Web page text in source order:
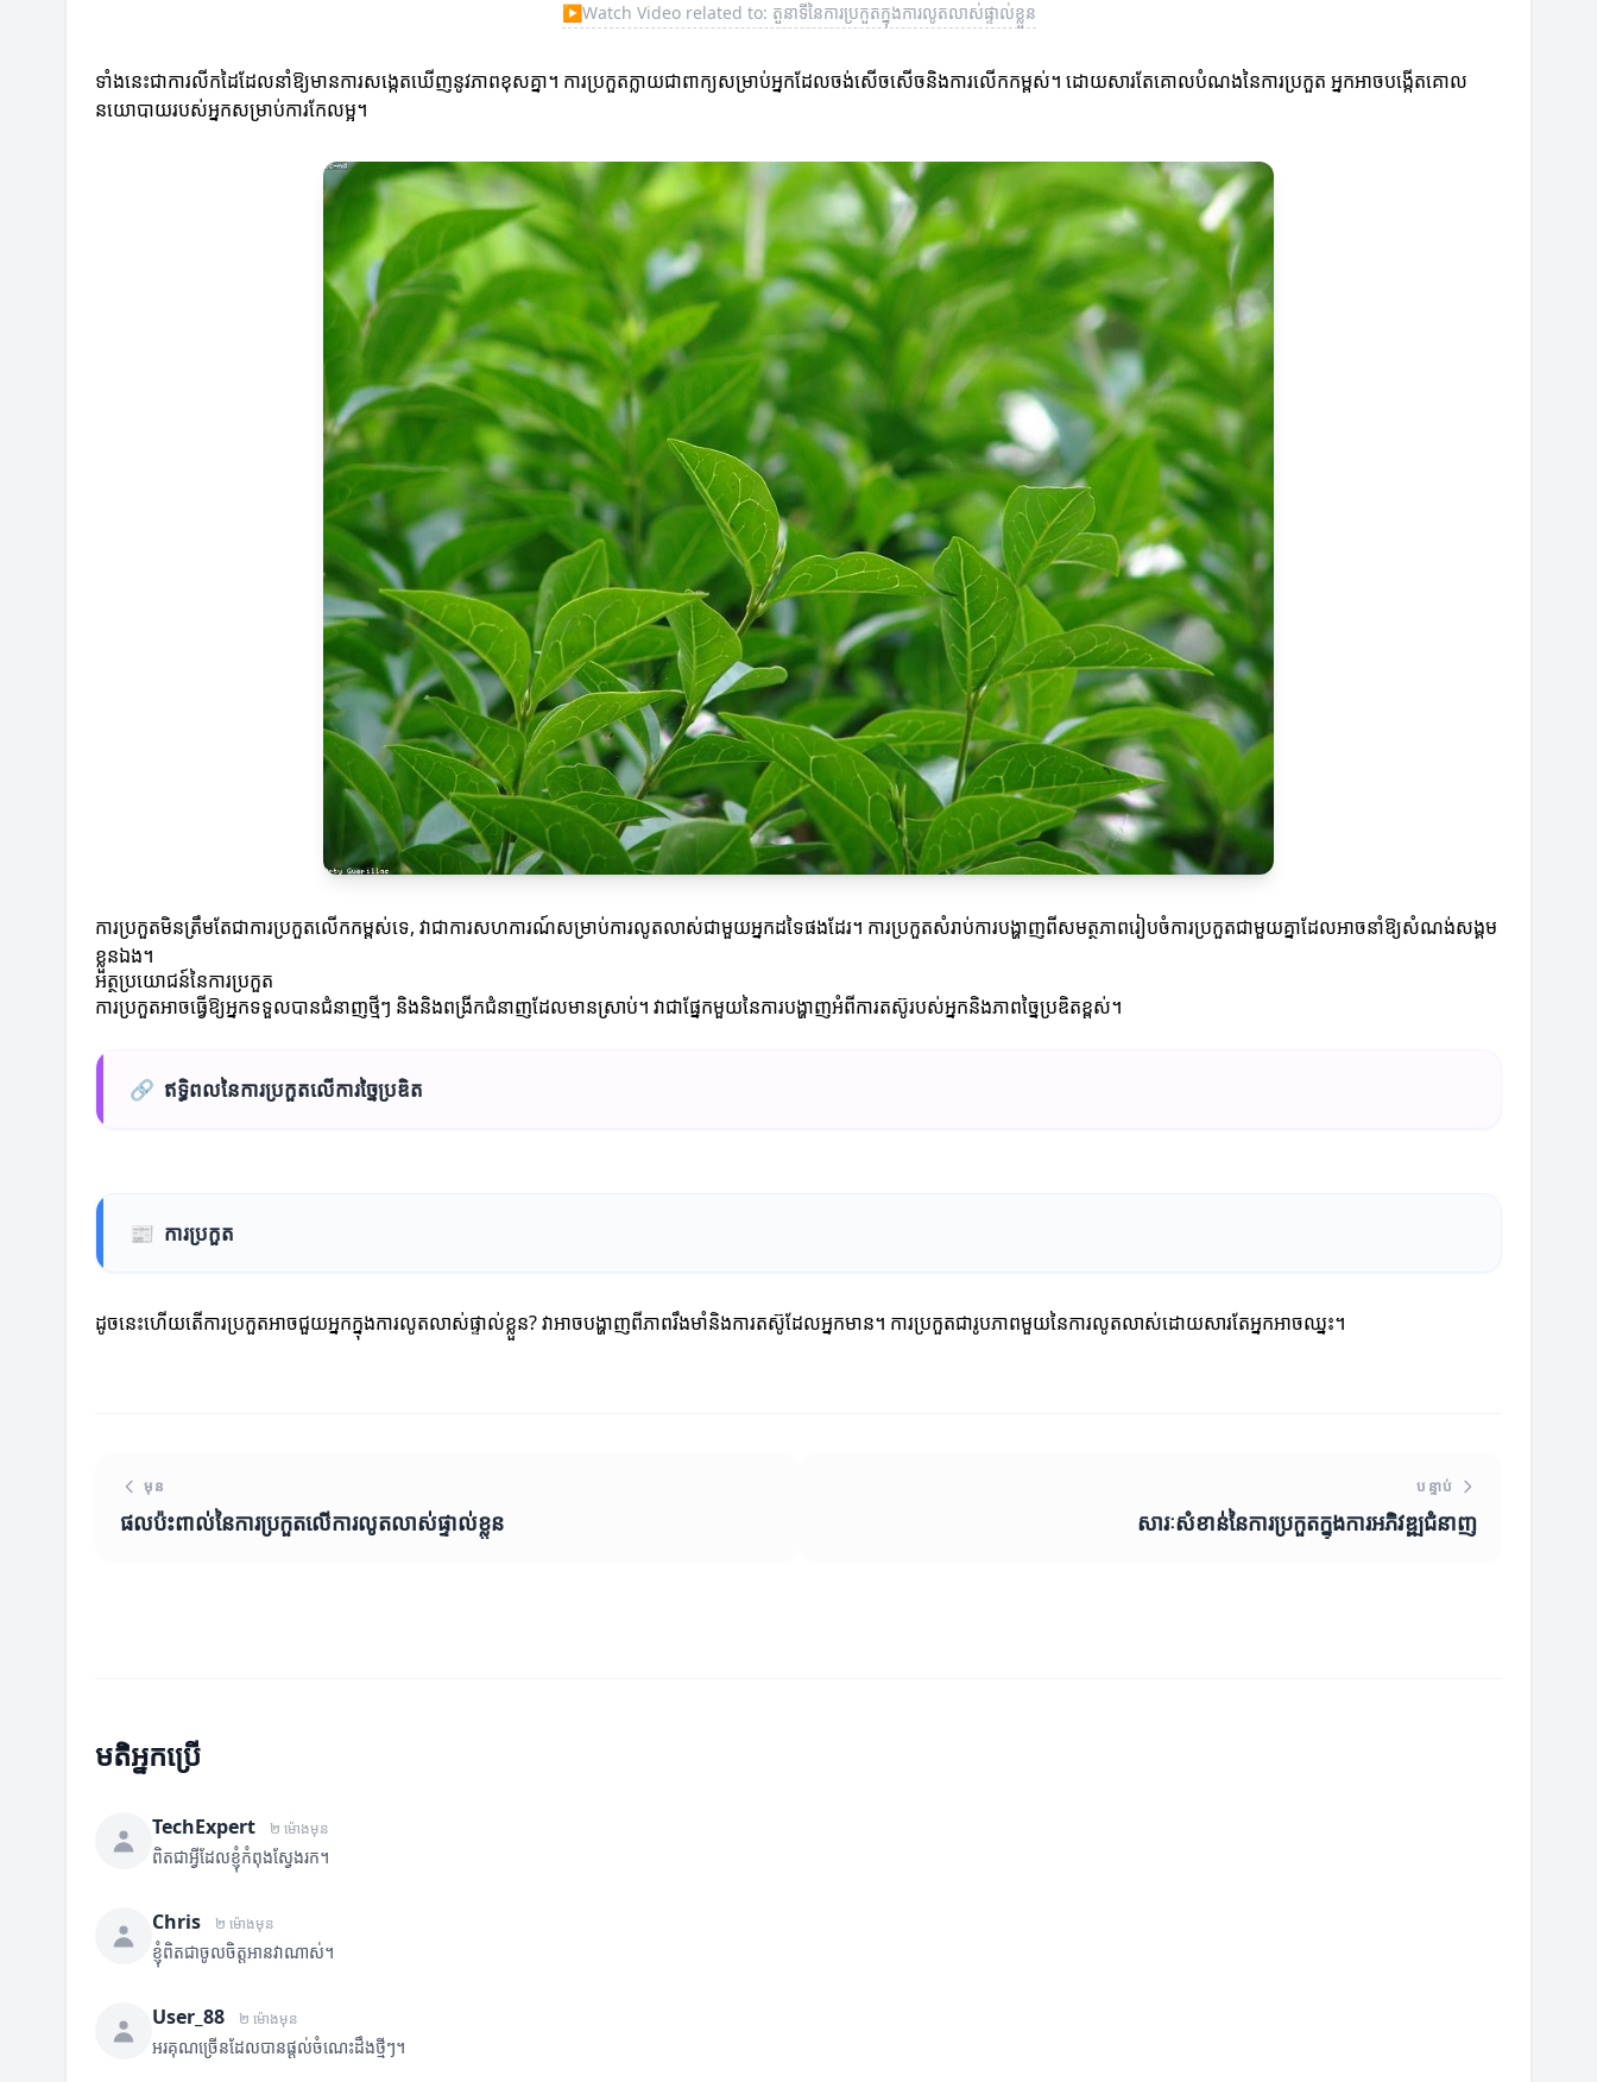
▶Watch Video related to: តួនាទីនៃការប្រកួតក្នុងការលូតលាស់ផ្ទាល់ខ្លួន
ទាំងនេះជាការលីកដៃដែលនាំឱ្យមានការសង្កេតឃើញនូវភាពខុសគ្នា។ ការប្រកួតក្លាយជាពាក្យសម្រាប់អ្នកដែលចង់សើចសើចនិងការលើកកម្ពស់។ ដោយសារតែគោលបំណងនៃការប្រកួត អ្នកអាចបង្កើតគោល
នយោបាយរបស់អ្នកសម្រាប់ការកែលម្អ។
ការប្រកួតមិនត្រឹមតែជាការប្រកួតលើកកម្ពស់ទេ, វាជាការសហការណ៍សម្រាប់ការលូតលាស់ជាមួយអ្នកដទៃផងដែរ។ ការប្រកួតសំរាប់ការបង្ហាញពីសមត្ថភាពរៀបចំការប្រកួតជាមួយគ្នាដែលអាចនាំឱ្យសំណង់សង្គម
ខ្លួនឯង។
អត្ថប្រយោជន៍នៃការប្រកួត
ការប្រកួតអាចធ្វើឱ្យអ្នកទទួលបានជំនាញថ្មីៗ និងនិងពង្រីកជំនាញដែលមានស្រាប់។ វាជាផ្នែកមួយនៃការបង្ហាញអំពីការតស៊ូរបស់អ្នកនិងភាពច្នៃប្រឌិតខ្ពស់។
🔗 ឥទ្ធិពលនៃការប្រកួតលើការច្នៃប្រឌិត
📰 ការប្រកួត
ដូចនេះហើយតើការប្រកួតអាចជួយអ្នកក្នុងការលូតលាស់ផ្ទាល់ខ្លួន? វាអាចបង្ហាញពីភាពរឹងមាំនិងការតស៊ូដែលអ្នកមាន។ ការប្រកួតជារូបភាពមួយនៃការលូតលាស់ដោយសារតែអ្នកអាចឈ្នះ។
មុន
ផលប៉ះពាល់នៃការប្រកួតលើការលូតលាស់ផ្ទាល់ខ្លួន
បន្ទាប់
សារៈសំខាន់នៃការប្រកួតក្នុងការអភិវឌ្ឍជំនាញ
មតិអ្នកប្រើ
TechExpert ២ ម៉ោងមុន
ពិតជាអ្វីដែលខ្ញុំកំពុងស្វែងរក។
Chris ២ ម៉ោងមុន
ខ្ញុំពិតជាចូលចិត្តអានវាណាស់។
User_88 ២ ម៉ោងមុន
អរគុណច្រើនដែលបានផ្តល់ចំណេះដឹងថ្មីៗ។